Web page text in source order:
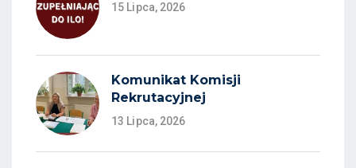
15 Lipca, 2026
Komunikat Komisji
Rekrutacyjnej
13 Lipca, 2026